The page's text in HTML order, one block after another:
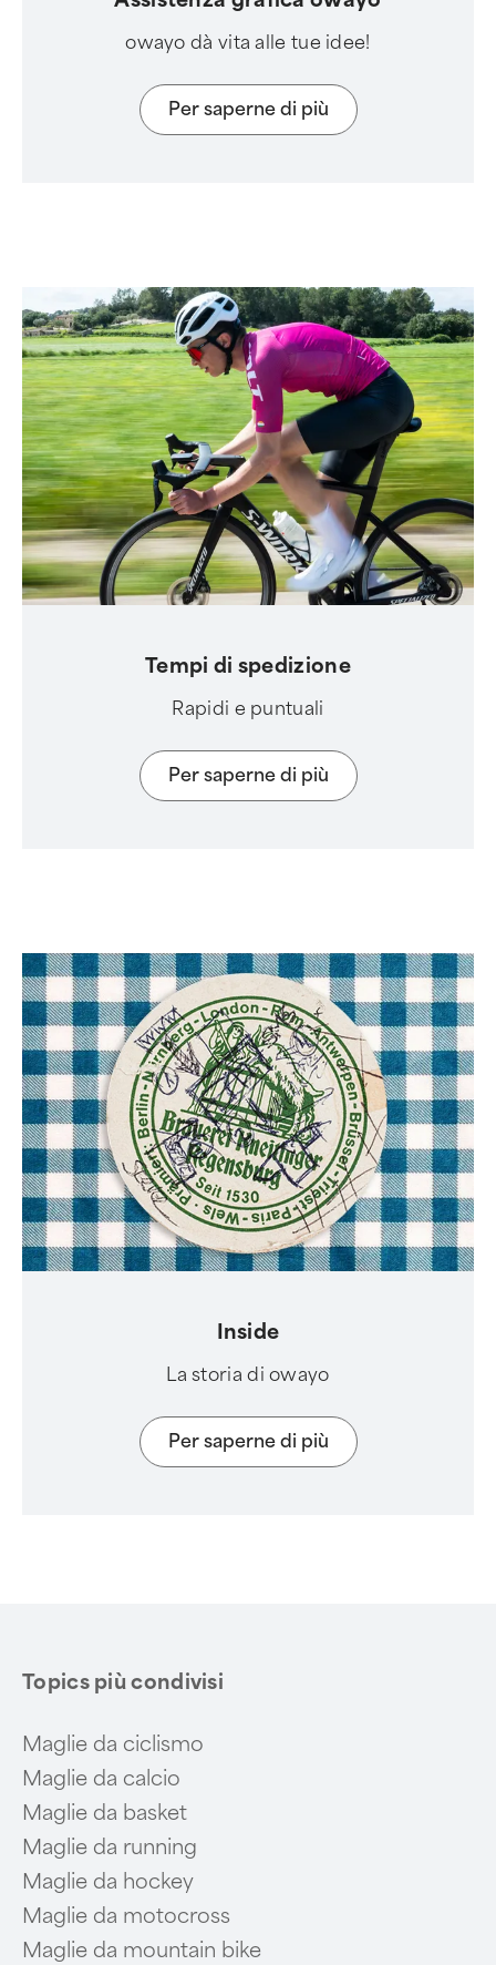
owayo dà vita alle tue idee!
Per saperne di più
Tempi di spedizione
Rapidi e puntuali
Per saperne di più
Inside
La storia di owayo
Per saperne di più
Topics più condivisi
Maglie da ciclismo
Maglie da calcio
Maglie da basket
Maglie da running
Maglie da hockey
Maglie da motocross
Maglie da mountain bike